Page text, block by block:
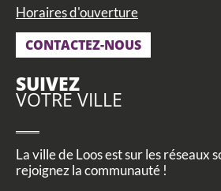
Horaires d'ouverture
CONTACTEZ-NOUS
SUIVEZ
VOTRE VILLE
La ville de Loos est sur les réseaux
rejoignez la communauté !